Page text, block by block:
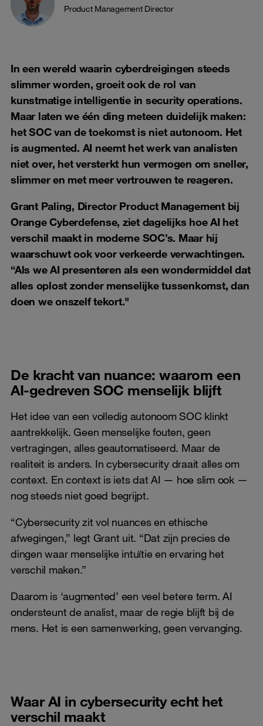
Product Management Director
In een wereld waarin cyberdreigingen steeds
slimmer worden, groeit ook de rol van
kunstmatige intelligentie in security operations.
Maar laten we één ding meteen duidelijk maken:
het SOC van de toekomst is niet autonoom. Het
is augmented. AI neemt het werk van analisten
niet over, het versterkt hun vermogen om sneller,
slimmer en met meer vertrouwen te reageren.
Grant Paling, Director Product Management bij
Orange Cyberdefense, ziet dagelijks hoe AI het
verschil maakt in moderne SOC’s. Maar hij
waarschuwt ook voor verkeerde verwachtingen.
“Als we AI presenteren als een wondermiddel dat
alles oplost zonder menselijke tussenkomst, dan
doen we onszelf tekort."
De kracht van nuance: waarom een
AI-gedreven SOC menselijk blijft
Het idee van een volledig autonoom SOC klinkt
aantrekkelijk. Geen menselijke fouten, geen
vertragingen, alles geautomatiseerd. Maar de
realiteit is anders. In cybersecurity draait alles om
context. En context is iets dat AI — hoe slim ook —
nog steeds niet goed begrijpt.
“Cybersecurity zit vol nuances en ethische
afwegingen,” legt Grant uit. “Dat zijn precies de
dingen waar menselijke intuïtie en ervaring het
verschil maken.”
Daarom is ‘augmented’ een veel betere term. AI
ondersteunt de analist, maar de regie blijft bij de
mens. Het is een samenwerking, geen vervanging.
Waar AI in cybersecurity echt het
verschil maakt